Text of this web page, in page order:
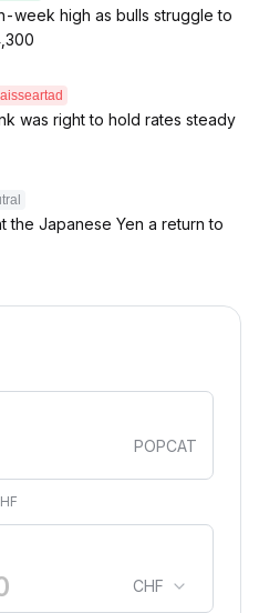
week high as bulls struggle to
was right to hold rates steady
the Japanese Yen a return to
POPCAT
CHF